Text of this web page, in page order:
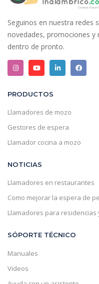
Seguinos en nuestra redes
novedades, promociones y
dentro de pronto.
PRODUCTOS
Llamadores de mozo
Gestores de espera
Llamador cocina a mozo
NOTICIAS
Llamadores en restaurantes
Como mejorar la espera de
Llamadores para residencias
SÓPORTE TÉCNICO
Manuales
Videos